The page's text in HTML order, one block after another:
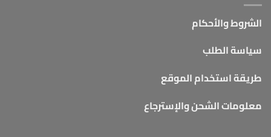
الشروط والأحكام
سياسة الطلب
طريقة استخدام الموقع
معلومات الشحن والإسترجاع